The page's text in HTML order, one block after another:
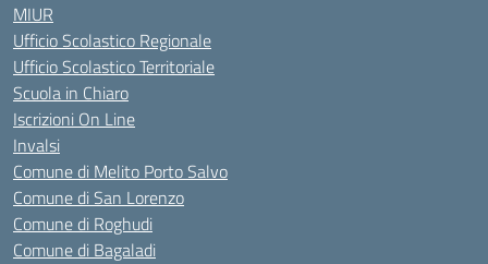
MIUR
Ufficio Scolastico Regionale
Ufficio Scolastico Territoriale
Scuola in Chiaro
Iscrizioni On Line
Invalsi
Comune di Melito Porto Salvo
Comune di San Lorenzo
Comune di Roghudi
Comune di Bagaladi